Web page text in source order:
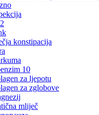
konstipacija
10
za ljepotu
za zglobove
mliječ